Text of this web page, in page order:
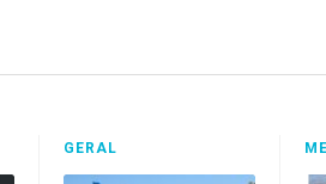
GERAL